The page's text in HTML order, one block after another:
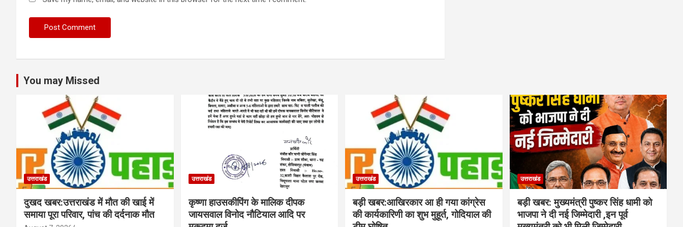
You may Missed
उत्तराखंड
दुखद खबर:उत्तराखंड में मौत की खाई में
समाया पूरा परिवार, पांच की दर्दनाक मौत
उत्तराखंड
कृष्णा हाउसकीपिंग के मालिक दीपक
जायसवाल विनोद नौटियाल आदि पर
उत्तराखंड
बड़ी खबर:आखिरकार आ ही गया कांग्रेस
की कार्यकारिणी का शुभ मुहूर्त, गोदियाल की
उत्तराखंड
बड़ी खबर: मुख्यमंत्री पुष्कर सिंह धामी को
भाजपा ने दी नई जिम्मेदारी ,इन पूर्व